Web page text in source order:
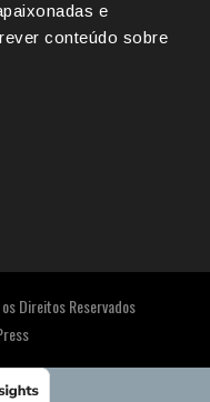
e
conteúdo sobre
Direitos Reservados